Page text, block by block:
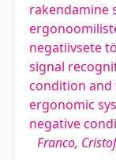
rakendamine
negatiivsete
signal
condition
ergonomic
negative
Franco,